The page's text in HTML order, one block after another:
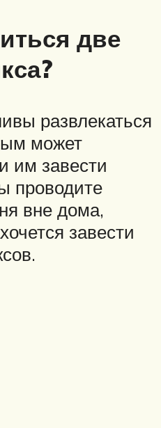
две
развлекаться
может
им завести
проводите
вне дома,
завести